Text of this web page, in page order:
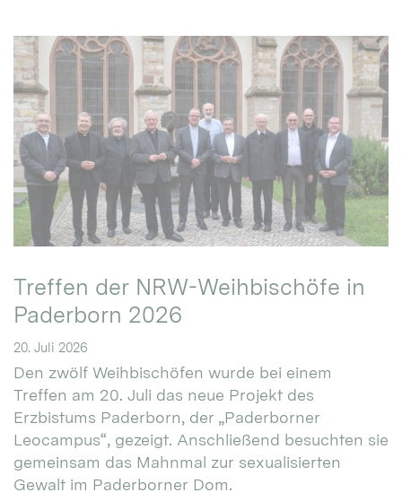
Treffen der NRW-Weihbischöfe in
Paderborn 2026
20. Juli 2026
Den zwölf Weihbischöfen wurde bei einem
Treffen am 20. Juli das neue Projekt des
Erzbistums Paderborn, der „Paderborner
Leocampus“, gezeigt. Anschließend besuchten sie
gemeinsam das Mahnmal zur sexualisierten
Gewalt im Paderborner Dom.